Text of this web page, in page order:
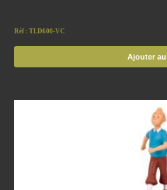
Réf : TLD600-VC
Ajouter